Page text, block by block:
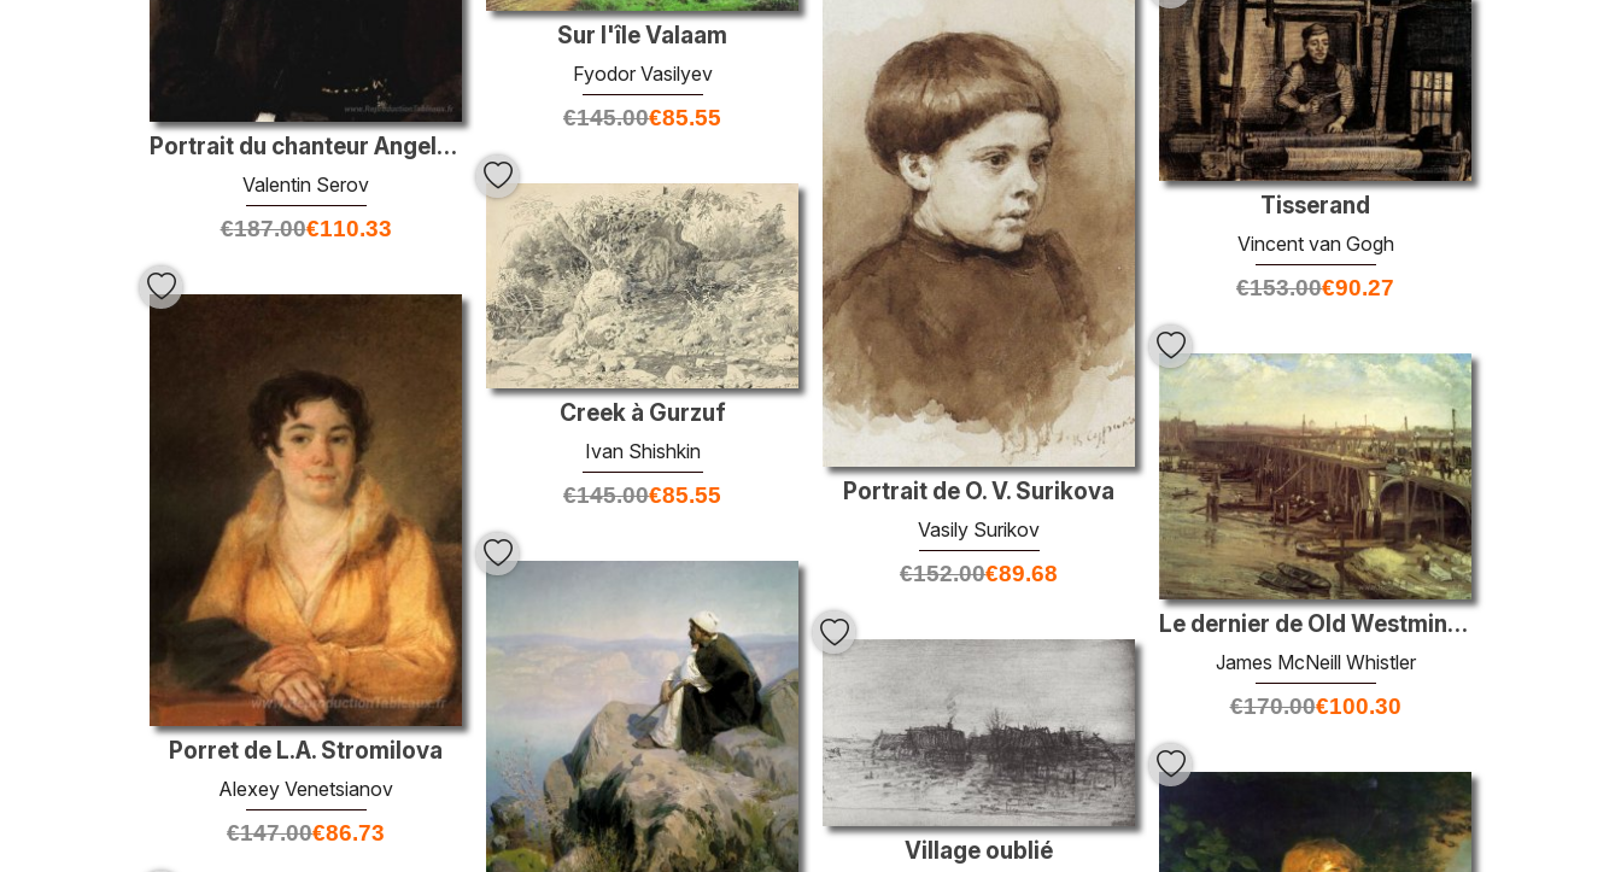
Portrait du chanteur Angelo Mazini
Valentin Serov
€187.00€110.33
Sur l'île Valaam
Fyodor Vasilyev
€145.00€85.55
Portrait de O. V. Surikova
Vasily Surikov
€152.00€89.68
Tisserand
Vincent van Gogh
€153.00€90.27
Creek à Gurzuf
Ivan Shishkin
€145.00€85.55
Porret de L.A. Stromilova
Alexey Venetsianov
€147.00€86.73
Le dernier de Old Westminster
James McNeill Whistler
€170.00€100.30
Village oublié